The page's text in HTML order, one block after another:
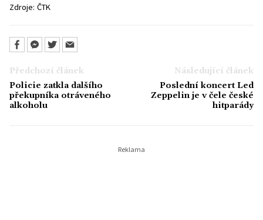
Zdroje: ČTK
Předchozí článek
Policie zatkla dalšího
překupníka otráveného
alkoholu
Následující článek
Poslední koncert Led
Zeppelin je v čele české
hitparády